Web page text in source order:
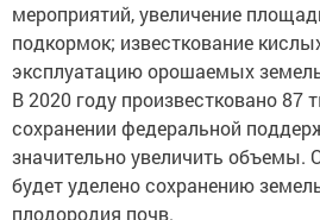
мероприятий, увеличение
подкормок; известкование
эксплуатацию орошаемых
В 2020 году произвестковано 87
сохранении федеральной
значительно увеличить объемы.
будет уделено сохранению
плодородия почв.